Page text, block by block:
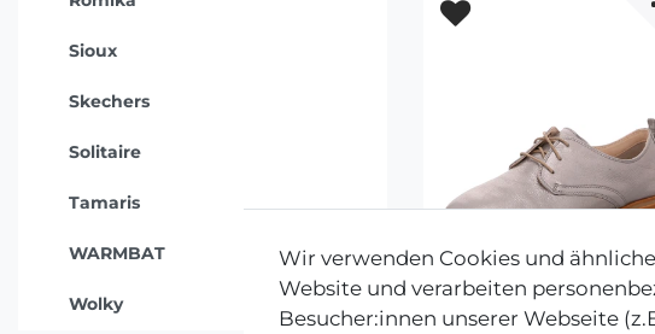
Sioux
Skechers
Solitaire
Tamaris
WARMBAT
Wolky
Wir verwenden Cookies und
Website und verarbeiten
Besucher:innen unserer Webseite